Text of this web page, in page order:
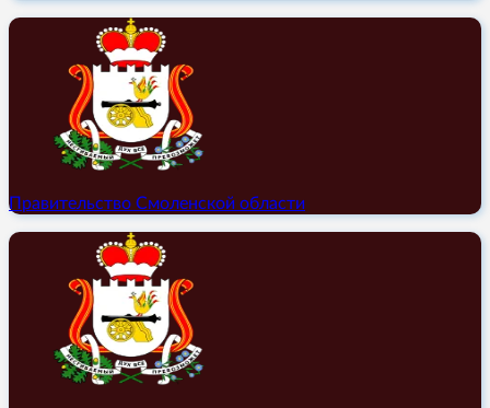
Правительство Смоленской области